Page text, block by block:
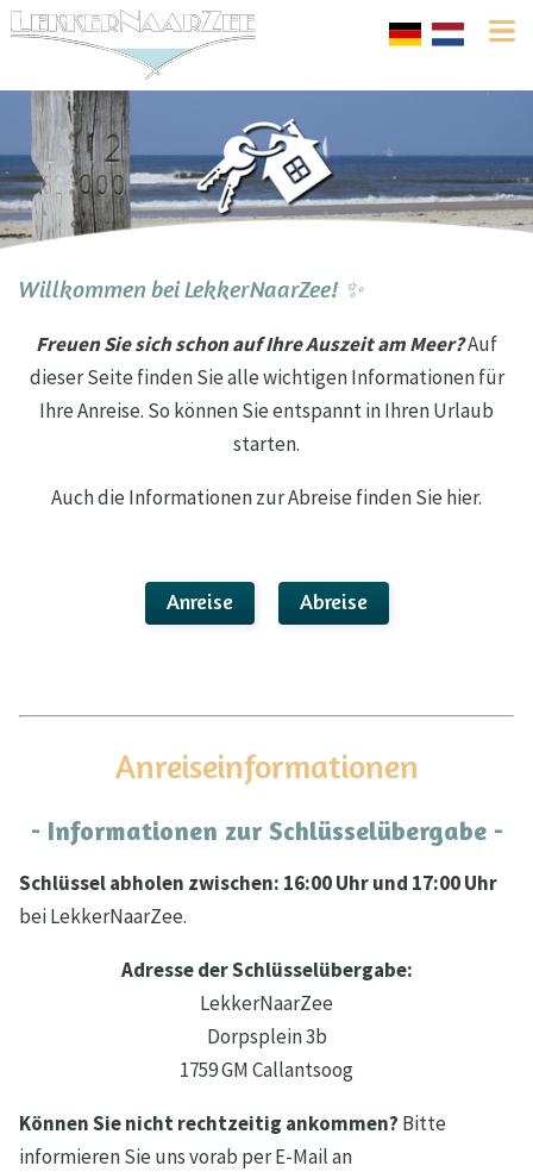
Willkommen bei LekkerNaarZee! ✨
Freuen Sie sich schon auf Ihre Auszeit am Meer?Auf
dieser Seite finden Sie alle wichtigen Informationen für
Ihre Anreise. So können Sie entspannt in Ihren Urlaub
starten.
Auch die Informationen zur Abreise finden Sie hier.
Anreise Abreise
Anreiseinformationen
- Informationen zur Schlüsselübergabe -
Schlüssel abholen zwischen: 16:00 Uhr und 17:00 Uhr
bei LekkerNaarZee.
Adresse der Schlüsselübergabe:
LekkerNaarZee
Dorpsplein 3b
1759 GM Callantsoog
Können Sie nicht rechtzeitig ankommen? Bitte
informieren Sie uns vorab per E-Mail an